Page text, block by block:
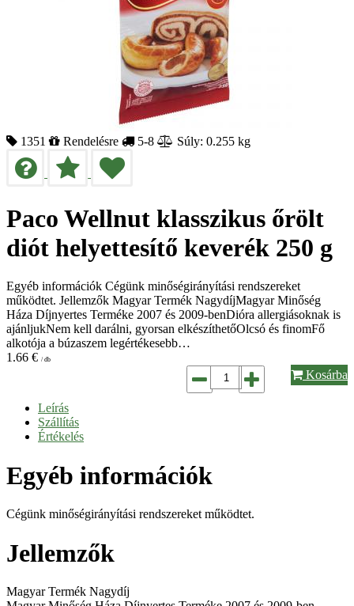
1351 Rendelésre 5-8 Súly: 0.255 kg
Paco Wellnut klasszikus őrölt
diót helyettesítő keverék 250 g
Egyéb információk Cégünk minőségirányítási rendszereket
működtet. Jellemzők Magyar Termék NagydíjMagyar Minőség
Háza Díjnyertes Terméke 2007 és 2009-benDióra allergiásoknak is
ajánljukNem kell darálni, gyorsan elkészíthetőOlcsó és finomFő
alkotója a búzaszem legértékesebb…
1.66 € / db
Kosárba
Leírás
Szállítás
Értékelés
Egyéb információk
Cégünk minőségirányítási rendszereket működtet.
Jellemzők
Magyar Termék Nagydíj